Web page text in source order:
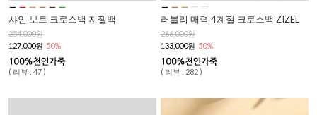
샤인 보트 크로스백 지젤백
254,000원
127,000원 50%
( 리뷰 : 47 )
러블리 매력 4계절 크로스백 ZIZEL
266,000원
133,000원 50%
( 리뷰 : 282 )